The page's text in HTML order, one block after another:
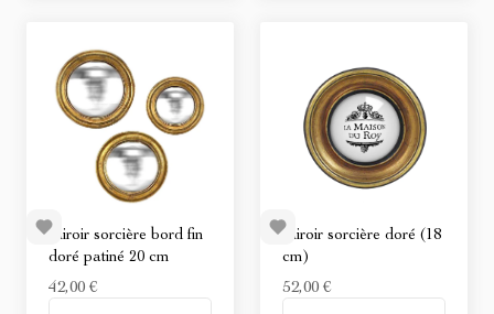
Miroir sorcière bord fin
doré patiné 20 cm
42,00 €
Miroir sorcière doré (18
cm)
52,00 €